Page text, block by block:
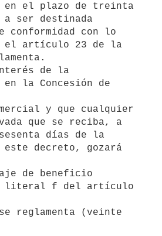
en el plazo de treinta
ser destinada
conformidad con lo
el artículo 23 de la
de la
la Concesión de
y que cualquier
que se reciba, a
días de la
decreto, gozará
de beneficio
literal f del artículo
reglamenta (veinte